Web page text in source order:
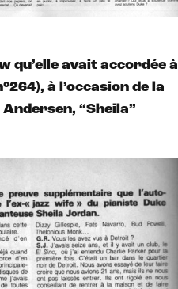
qu’elle avait accordée à
à l’occasion de la
“Sheila”